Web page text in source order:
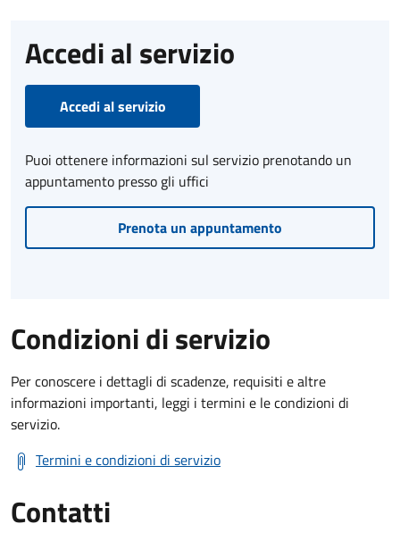
Accedi al servizio
Accedi al servizio
Puoi ottenere informazioni sul servizio prenotando un
appuntamento presso gli uffici
Prenota un appuntamento
Condizioni di servizio
Per conoscere i dettagli di scadenze, requisiti e altre
informazioni importanti, leggi i termini e le condizioni di
servizio.
Termini e condizioni di servizio
Contatti